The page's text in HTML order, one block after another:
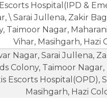
Hospital(IPD &
\ Sarai Jullena, Zakir
Taimoor Nagar,
Vihar, Masihgarh, Hazi
Nagar, Sarai Jullena,
Colony, Taimoor
Escorts Hospital(OPD),
Masihgarh, Hazi